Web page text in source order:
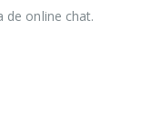
de online chat.